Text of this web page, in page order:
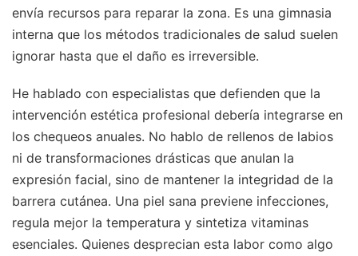
envía recursos para reparar la zona. Es una gimnasia
interna que los métodos tradicionales de salud suelen
ignorar hasta que el daño es irreversible.
He hablado con especialistas que defienden que la
intervención estética profesional debería integrarse en
los chequeos anuales. No hablo de rellenos de labios
ni de transformaciones drásticas que anulan la
expresión facial, sino de mantener la integridad de la
barrera cutánea. Una piel sana previene infecciones,
regula mejor la temperatura y sintetiza vitaminas
esenciales. Quienes desprecian esta labor como algo